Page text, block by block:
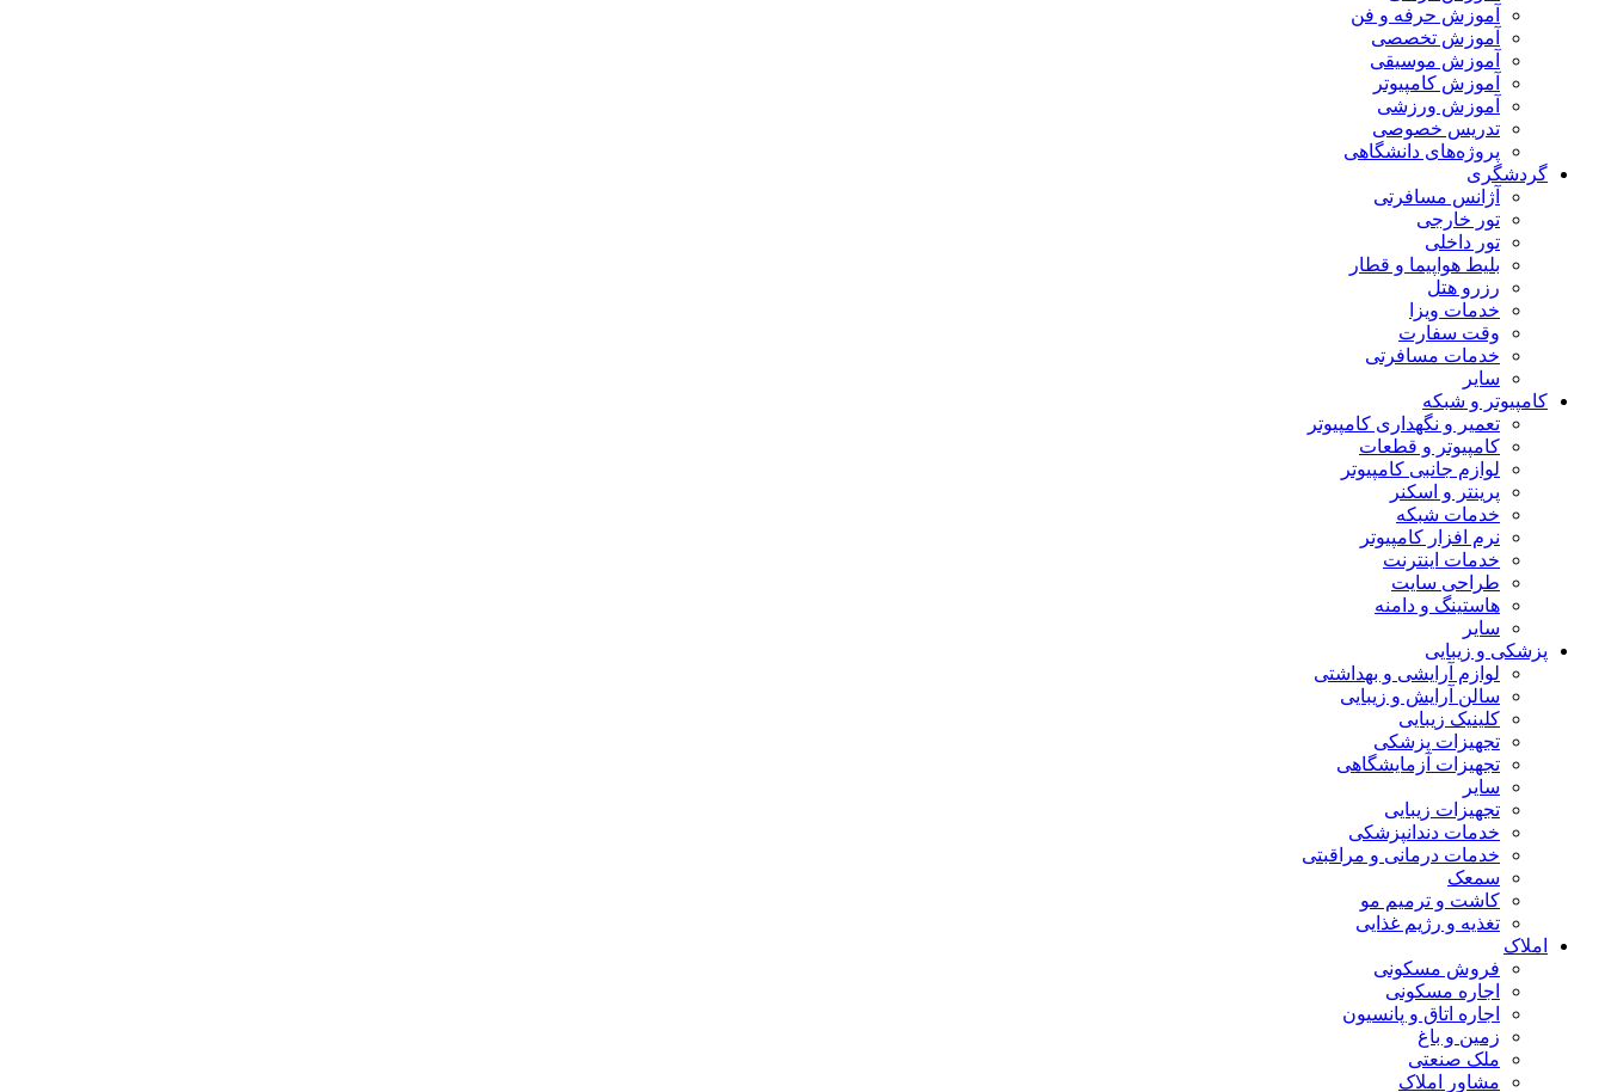
آموزش حرفه و فن
آموزش تخصصی
آموزش موسیقی
آموزش کامپیوتر
آموزش ورزشی
تدریس خصوصی
پروژه‌های دانشگاهی
گردشگری
آژانس مسافرتی
تور خارجی
تور داخلی
بلیط هواپیما و قطار
رزرو هتل
خدمات ویزا
وقت سفارت
خدمات مسافرتی
سایر
کامپیوتر و شبکه
تعمیر و نگهداری کامپیوتر
کامپیوتر و قطعات
لوازم جانبی کامپیوتر
پرینتر و اسکنر
خدمات شبکه
نرم افزار کامپیوتر
خدمات اینترنت
طراحی سایت
هاستینگ و دامنه
سایر
پزشکی و زیبایی
لوازم آرایشی و بهداشتی
سالن آرایش و زیبایی
کلینیک زیبایی
تجهیزات پزشکی
تجهیزات آزمایشگاهی
سایر
تجهیزات زیبایی
خدمات دندانپزشکی
خدمات درمانی و مراقبتی
سمعک
کاشت و ترمیم مو
تغذیه و رژیم غذایی
املاک
فروش مسکونی
اجاره مسکونی
اجاره اتاق و پانسیون
زمین و باغ
ملک صنعتی
مشاور املاک